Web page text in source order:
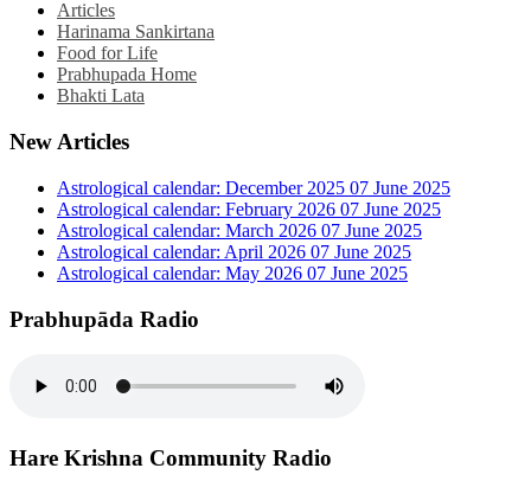
Articles
Harinama Sankirtana
Food for Life
Prabhupada Home
Bhakti Lata
New Articles
Astrological calendar: December 2025 07 June 2025
Astrological calendar: February 2026 07 June 2025
Astrological calendar: March 2026 07 June 2025
Astrological calendar: April 2026 07 June 2025
Astrological calendar: May 2026 07 June 2025
Prabhupāda Radio
Hare Krishna Community Radio